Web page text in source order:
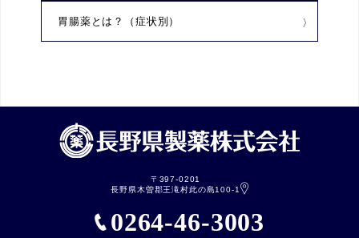
胃腸薬とは？（症状別）
〒397-0201
長野県木曽郡王滝村此の島100-1
0264-46-3003